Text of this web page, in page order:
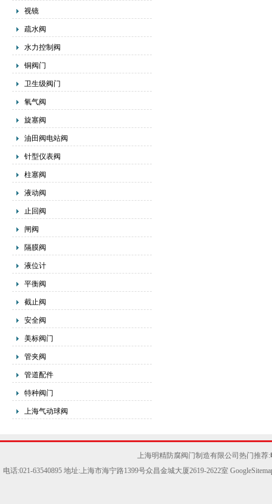
视镜
疏水阀
水力控制阀
铜阀门
卫生级阀门
氧气阀
旋塞阀
油田阀电站阀
针型仪表阀
柱塞阀
液动阀
止回阀
闸阀
隔膜阀
液位计
平衡阀
截止阀
安全阀
美标阀门
管夹阀
管道配件
特种阀门
上海气动球阀
上海明精防腐阀门制造有限公司热门推荐:
电话:021-63540895 地址:上海市海宁路1399号众昌金城大厦2619-2622室